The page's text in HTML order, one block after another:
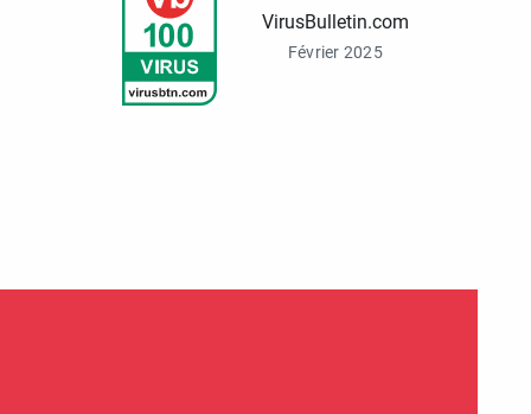
VirusBulletin.com
Février 2025